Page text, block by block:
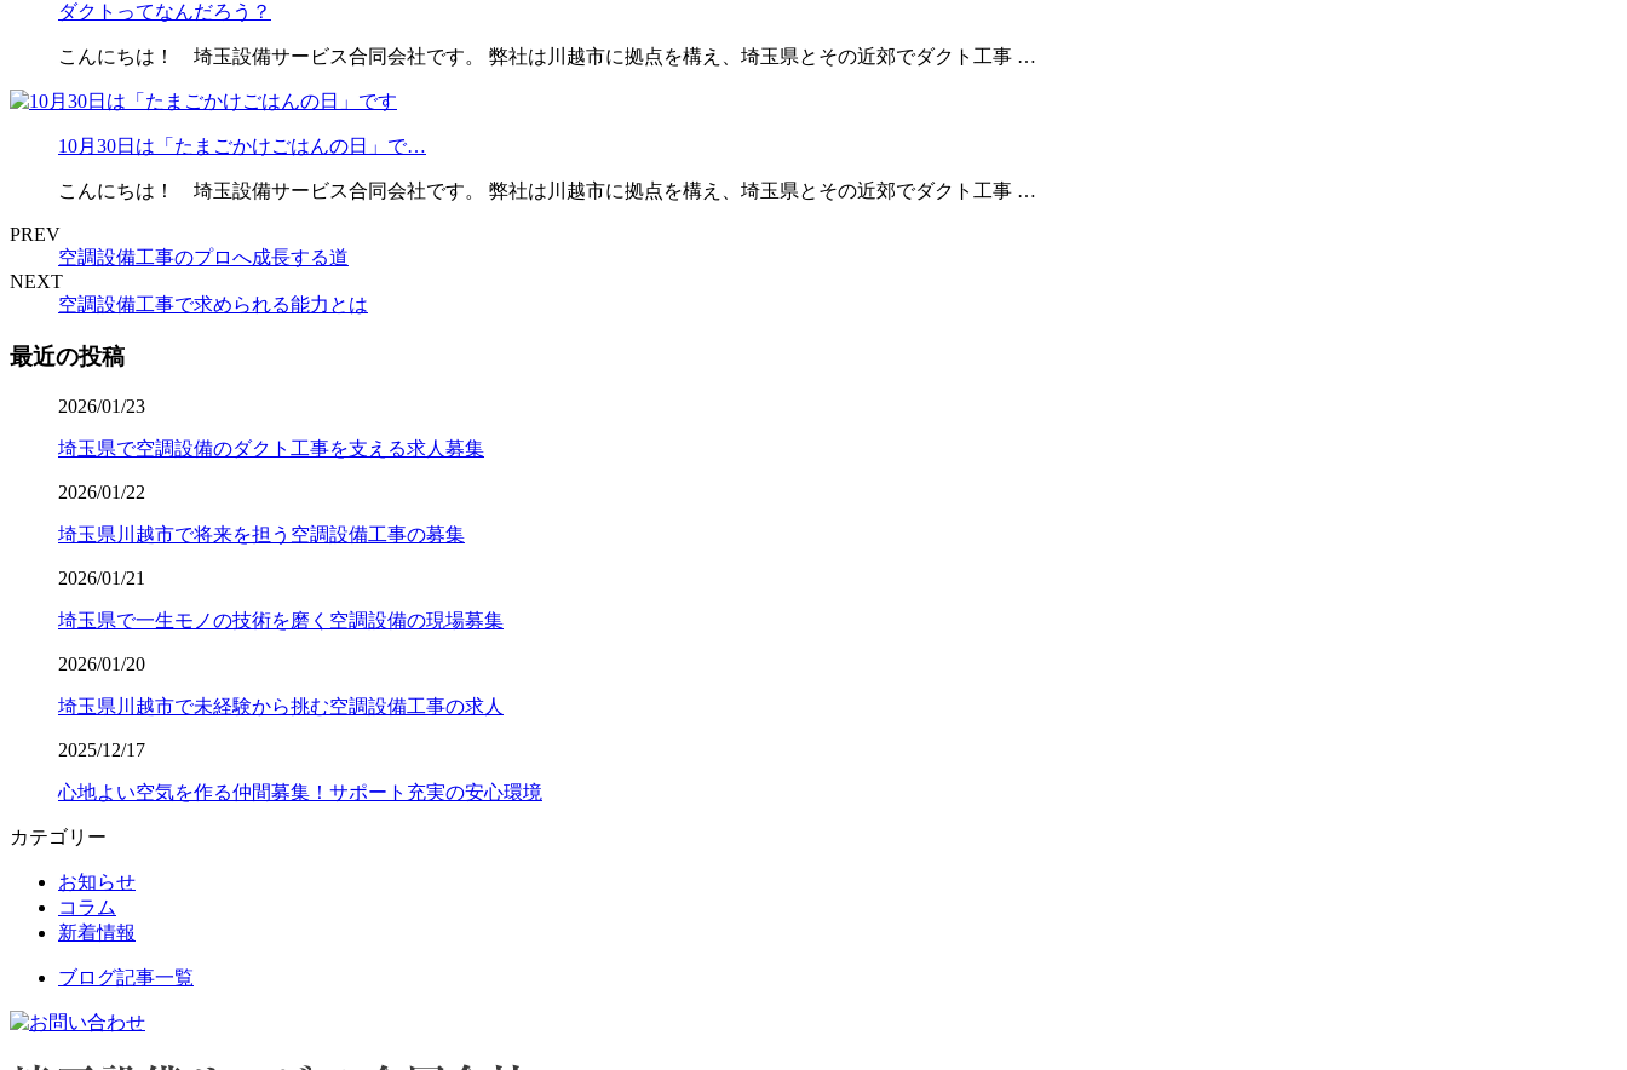
ダクトってなんだろう？
こんにちは！ 埼玉設備サービス合同会社です。 弊社は川越市に拠点を構え、埼玉県とその近郊でダクト工事 …
10月30日は「たまごかけごはんの日」で…
こんにちは！ 埼玉設備サービス合同会社です。 弊社は川越市に拠点を構え、埼玉県とその近郊でダクト工事 …
PREV
空調設備工事のプロへ成長する道
NEXT
空調設備工事で求められる能力とは
最近の投稿
2026/01/23
埼玉県で空調設備のダクト工事を支える求人募集
2026/01/22
埼玉県川越市で将来を担う空調設備工事の募集
2026/01/21
埼玉県で一生モノの技術を磨く空調設備の現場募集
2026/01/20
埼玉県川越市で未経験から挑む空調設備工事の求人
2025/12/17
心地よい空気を作る仲間募集！サポート充実の安心環境
カテゴリー
お知らせ
コラム
新着情報
ブログ記事一覧